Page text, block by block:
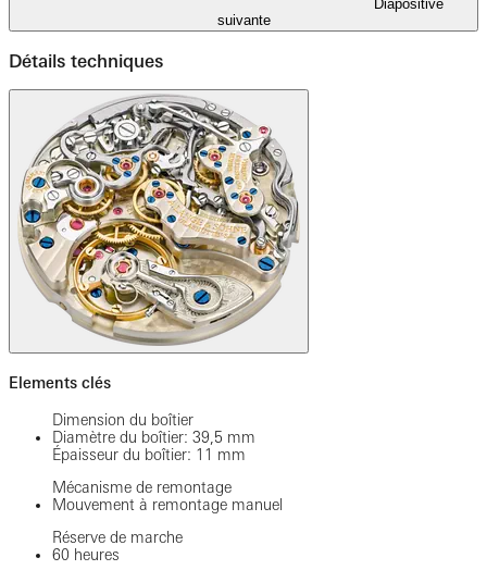
Diapositive
suivante
Détails techniques
Elements clés
Dimension du boîtier
Diamètre du boîtier: 39,5 mm
Épaisseur du boîtier: 11 mm
Mécanisme de remontage
Mouvement à remontage manuel
Réserve de marche
60 heures